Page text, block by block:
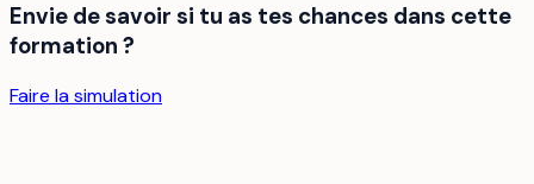
Envie de savoir si tu as tes chances dans cette
formation ?
Faire la simulation